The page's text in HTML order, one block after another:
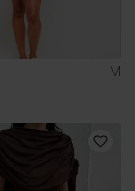
M